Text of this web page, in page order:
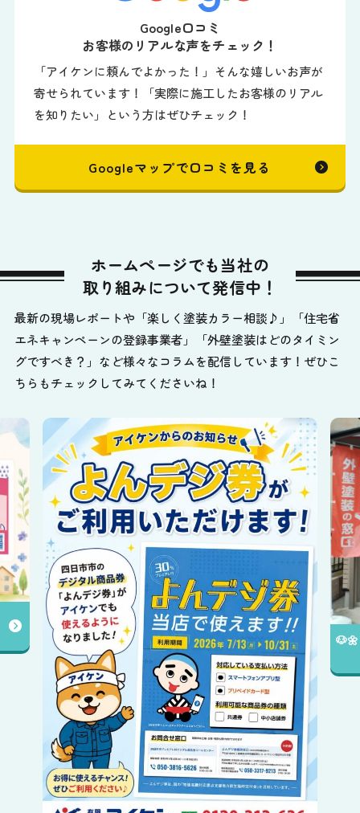
Google口コミ
お客様のリアルな声をチェック！
「アイケンに頼んでよかった！」そんな嬉しいお声が
寄せられています！「実際に施工したお客様のリアル
を知りたい」という方はぜひチェック！
Googleマップで口コミを見る
ホームページでも当社の
取り組みについて発信中！
最新の現場レポートや「楽しく塗装カラー相談♪」「住宅省
エネキャンペーンの登録事業者」「外壁塗装はどのタイミン
グですべき？」など様々なコラムを配信しています！ぜひこ
ちらもチェックしてみてくださいね！
🐶🌼アイケンの店舗をご紹介します😊✨️
送